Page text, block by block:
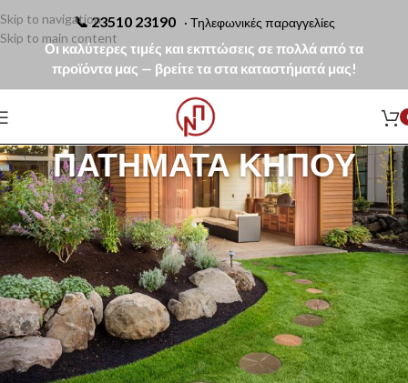
📞23510 23190 · Τηλεφωνικές παραγγελίες
Οι καλύτερες τιμές και εκπτώσεις σε πολλά από τα
προϊόντα μας — βρείτε τα στα καταστήματά μας!
Skip to navigation
Skip to main content
ΠΑΤΉΜΑΤΑ ΚΉΠΟΥ
Τα Πατήματα Κήπου αποτελούν μία πρακτική και αισθητικά
ολοκληρωμένη λύση για τη δημιουργία μονοπατιών, διαδρόμων και
διακοσμητικών διαδρομών σε κήπους, γκαζόν, αυλές και γενικότερα σε
εξωτερικούς χώρους.
Στη συλλογή μας θα βρείτε πατήματα από φυσική και τεχνητή πέτρα, σε
διαφορετικά σχέδια, διαστάσεις, χρώματα και υφές, ώστε να επιλέξετε την
ιδανική λύση για κάθε αρχιτεκτονικό ύφος και εφαρμογή.
Η γκάμα περιλαμβάνει φυσικά πατήματα από σχιστόλιθο, πελεκητές και
αντικέ επιφάνειες, γωνιασμένες πλάκες, ορθογώνια πατήματα, μεγάλες
φυσικές πλάκες καθώς και ειδικές λύσεις που αναπαράγουν την όψη